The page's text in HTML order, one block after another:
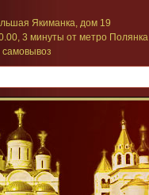
Якиманка, дом 19
3 минуты от метро Полянка
самовывоз